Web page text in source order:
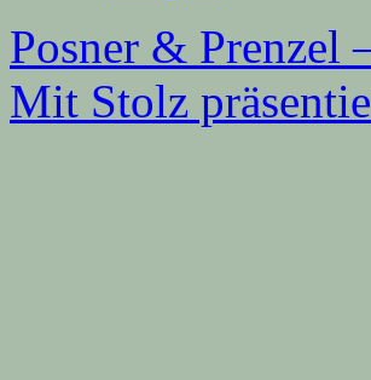
Posner & Prenzel
Mit Stolz